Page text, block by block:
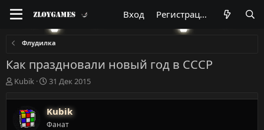
Вход Регистрация
Флудилка
Как праздновали новый год в СССР
А
т
Kubik
Д
т
а
н
31 Дек 2015
Kubik
Фанат